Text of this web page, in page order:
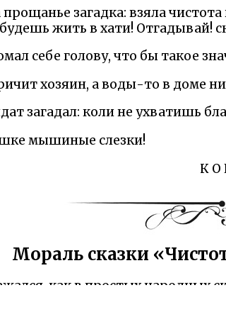
прощанье загадка: взяла
жить в хати! Отгадывай!
себе голову, что бы такое
хозяин, а воды-то в доме ни
загадал: коли не ухватишь
мышиные слезки!
К О
Мораль сказки
как в простых народных